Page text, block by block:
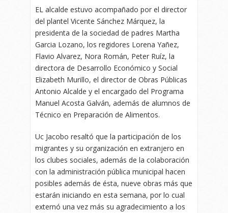
EL alcalde estuvo acompañado por el director
del plantel Vicente Sánchez Márquez, la
presidenta de la sociedad de padres Martha
Garcia Lozano, los regidores Lorena Yañez,
Flavio Alvarez, Nora Román, Peter Ruíz, la
directora de Desarrollo Económico y Social
Elizabeth Murillo, el director de Obras Públicas
Antonio Alcalde y el encargado del Programa
Manuel Acosta Galván, además de alumnos de
Técnico en Preparación de Alimentos.
Uc Jacobo resaltó que la participación de los
migrantes y su organización en extranjero en
los clubes sociales, además de la colaboración
con la administración pública municipal hacen
posibles además de ésta, nueve obras más que
estarán iniciando en esta semana, por lo cual
externó una vez más su agradecimiento a los